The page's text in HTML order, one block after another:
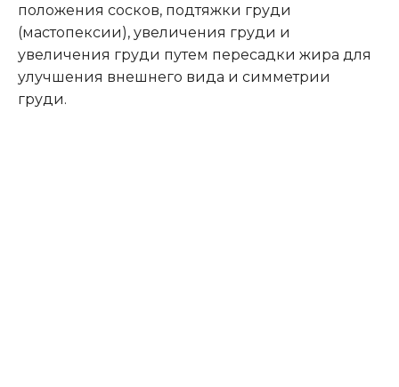
положения сосков, подтяжки груди
(мастопексии), увеличения груди и
увеличения груди путем пересадки жира для
улучшения внешнего вида и симметрии
груди.